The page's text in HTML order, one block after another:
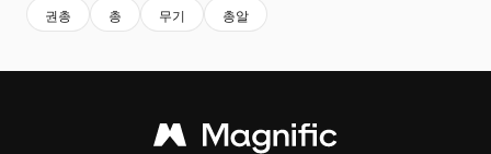
권총 총 무기 총알